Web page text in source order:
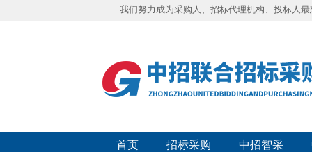
我们努力成为采购人、招标代理机构、投标人
首页 招标采购 中招智采